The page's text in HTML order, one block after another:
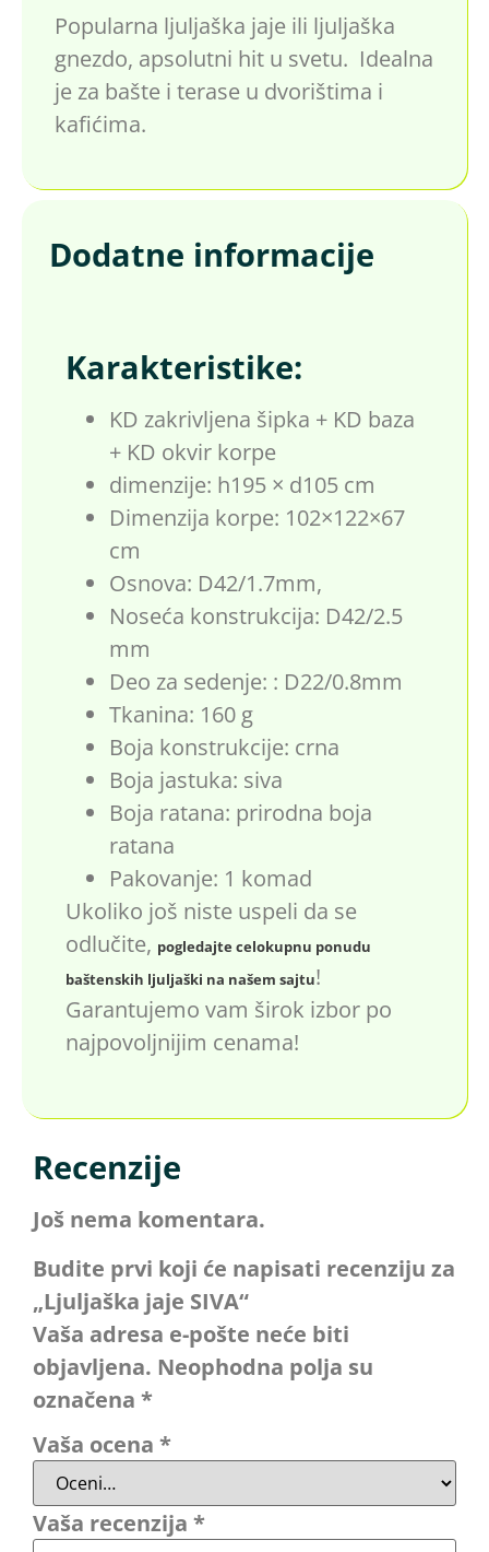
Popularna ljuljaška jaje ili ljuljaška
gnezdo, apsolutni hit u svetu. Idealna
je za bašte i terase u dvorištima i
kafićima.
Dodatne informacije
Karakteristike:
KD zakrivljena šipka + KD baza
+ KD okvir korpe
dimenzije: h195 × d105 cm
Dimenzija korpe: 102×122×67
cm
Osnova: D42/1.7mm,
Noseća konstrukcija: D42/2.5
mm
Deo za sedenje: : D22/0.8mm
Tkanina: 160 g
Boja konstrukcije: crna
Boja jastuka: siva
Boja ratana: prirodna boja
ratana
Pakovanje: 1 komad
Ukoliko još niste uspeli da se
odlučite, pogledajte celokupnu ponudu
baštenskih ljuljaški na našem sajtu!
Garantujemo vam širok izbor po
najpovoljnijim cenama!
Recenzije
Još nema komentara.
Budite prvi koji će napisati recenziju za
„Ljuljaška jaje SIVA“
Vaša adresa e-pošte neće biti
objavljena. Neophodna polja su
označena *
Vaša ocena *
Vaša recenzija *